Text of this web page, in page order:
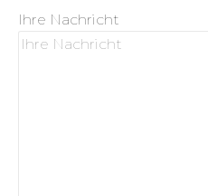
Ihre Nachricht